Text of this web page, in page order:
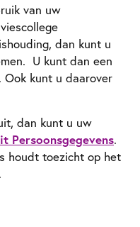
van uw
dan kunt u
U kunt dan een
. Ook kunt u daarover
dan kunt u uw
Persoonsgegevens.
houdt toezicht op het